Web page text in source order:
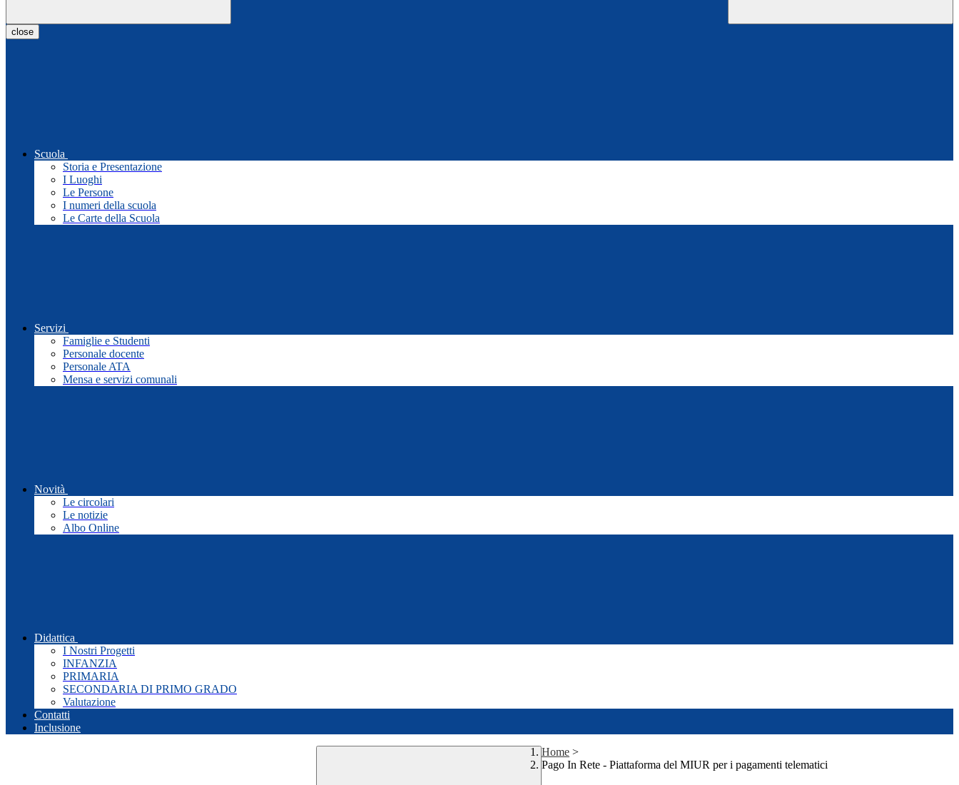
close
Scuola
Storia e Presentazione
I Luoghi
Le Persone
I numeri della scuola
Le Carte della Scuola
Servizi
Famiglie e Studenti
Personale docente
Personale ATA
Mensa e servizi comunali
Novità
Le circolari
Le notizie
Albo Online
Didattica
I Nostri Progetti
INFANZIA
PRIMARIA
SECONDARIA DI PRIMO GRADO
Valutazione
Contatti
Inclusione
Home >
Pago In Rete - Piattaforma del MIUR per i pagamenti telematici